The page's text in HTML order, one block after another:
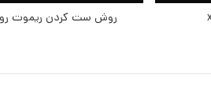
روش ست کردن ریموت